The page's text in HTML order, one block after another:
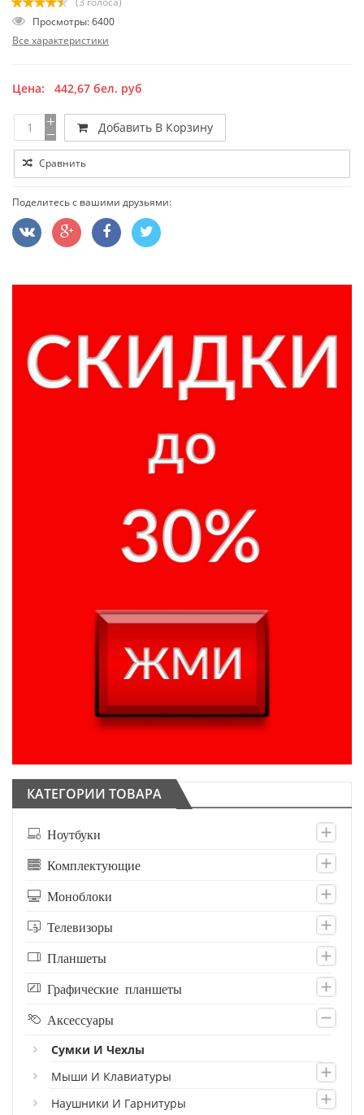
Просмотры: 6400
Все характеристики
Цена: 442,67 бел. руб
Добавить В Корзину
Сравнить
Поделитесь с вашими друзьями:
КАТЕГОРИИ ТОВАРА
Ноутбуки
Комплектующие
Моноблоки
Телевизоры
Планшеты
Графические планшеты
Аксессуары
Сумки И Чехлы
Мыши И Клавиатуры
Наушники И Гарнитуры